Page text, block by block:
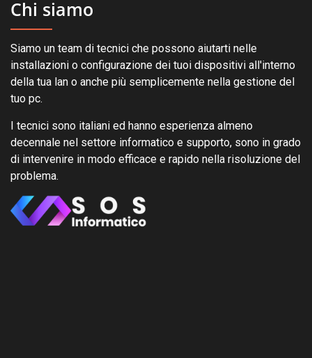
Chi siamo
Siamo un team di tecnici che possono aiutarti nelle
installazioni o configurazione dei tuoi dispositivi all'interno
della tua lan o anche più semplicemente nella gestione del
tuo pc.
I tecnici sono italiani ed hanno esperienza almeno
decennale nel settore informatico e supporto, sono in grado
di intervenire in modo efficace e rapido nella risoluzione del
problema.